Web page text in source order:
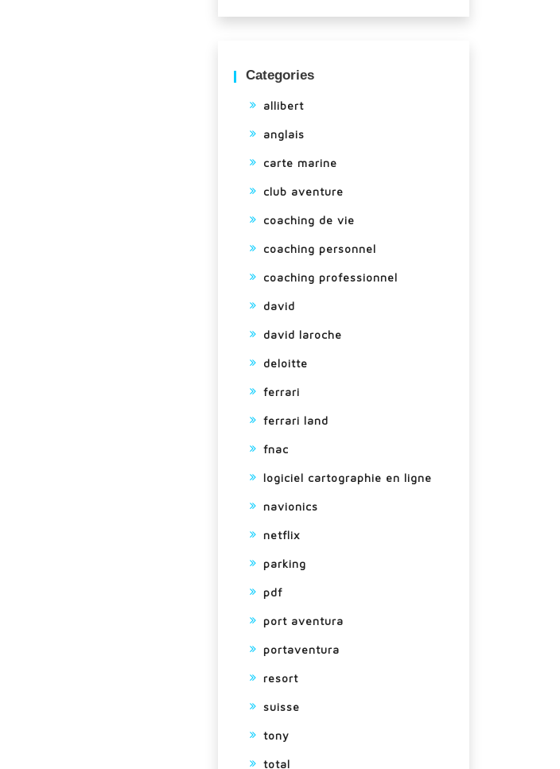
Categories
allibert
anglais
carte marine
club aventure
coaching de vie
coaching personnel
coaching professionnel
david
david laroche
deloitte
ferrari
ferrari land
fnac
logiciel cartographie en ligne
navionics
netflix
parking
pdf
port aventura
portaventura
resort
suisse
tony
total